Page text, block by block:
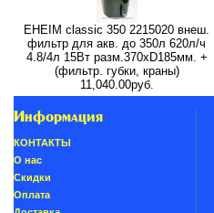
EHEIM classic 350 2215020 внеш.
фильтр для акв. до 350л 620л/ч
4.8/4л 15Вт разм.370хD185мм. +
(фильтр. губки, краны)
11,040.00руб.
Информация
КОНТАКТЫ
О нас
Скидки
Oплатa